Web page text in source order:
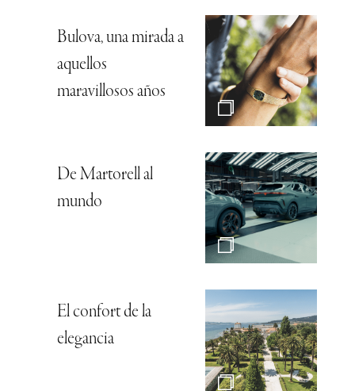
Bulova, una mirada a
aquellos
maravillosos años
De Martorell al
mundo
El confort de la
elegancia